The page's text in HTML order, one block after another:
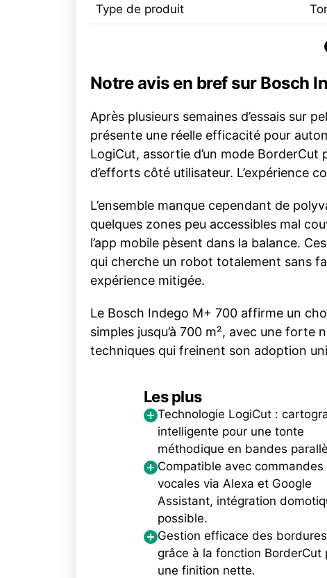
Type de produit
Notre avis en bref sur Bosch
Après plusieurs semaines d’essais sur
présente une réelle efficacité pour
LogiCut, assortie d’un mode
d’efforts côté utilisateur. L’expérience
L’ensemble manque cependant de
quelques zones peu accessibles mal
l’app mobile pèsent dans la balance.
qui cherche un robot totalement sans
expérience mitigée.
Le Bosch Indego M+ 700 affirme un
simples jusqu’à 700 m², avec une
techniques qui freinent son adoption
Les plus
Technologie LogiCut :
intelligente pour une tonte
méthodique en bandes
Compatible avec commandes
vocales via Alexa et Google
Assistant, intégration
possible.
Gestion efficace des bordures
grâce à la fonction BorderCut
une finition nette.